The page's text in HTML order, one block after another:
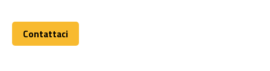
Contattaci
Contattaci